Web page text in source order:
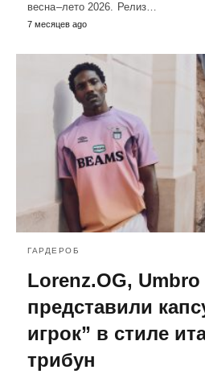
весна–лето 2026. Релиз…
7 месяцев ago
ГАРДЕРОБ
Lorenz.OG, Umbro
представили
игрок” в стиле
трибун